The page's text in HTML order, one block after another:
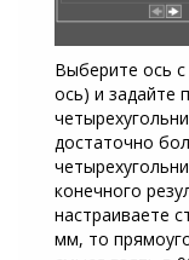
Выберите ось
ось) и задайте
достаточно
конечного
настраиваете
мм, то